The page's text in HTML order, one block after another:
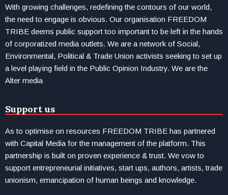
With growing challenges, redefining the contours of our world,
the need to engage is obvious. Our organisation FREEDOM
TRIBE deems public support too important to be left in the hands
of corporatized media outlets. We are a network of Social,
Environmental, Political & Trade Union activists seeking to set up
a level playing field in the Public Opinion Industry. We are the
Alter media
Support us
As to optimise on resources FREEDOM TRIBE has partnered
with Capital Media for the management of the platform. This
partnership is built on proven experience & trust. We vow to
support entrepreneurial initiatives, start ups, authors, artists, trade
unionism, emancipation of human beings and knowledge.